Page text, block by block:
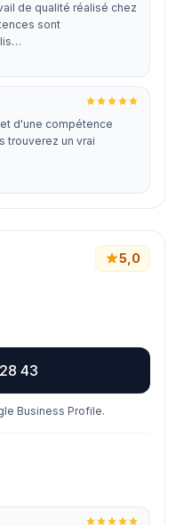
de qualité réalisé chez
sont
d'une compétence
trouverez un vrai
5,0
43
Business Profile.